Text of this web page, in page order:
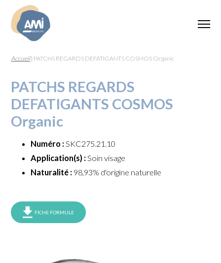
Accueil| PATCHS REGARDS DEFATIGANTS COSMOS Organic
PATCHS REGARDS
DEFATIGANTS COSMOS
Organic
Numéro : SKC275.21.10
Application(s) : Soin visage
Naturalité : 98,93% d'origine naturelle
FICHE FORMULE